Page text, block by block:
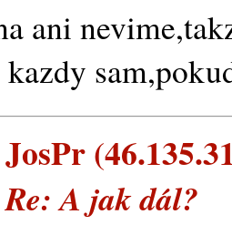
ani
JosPr
Re: A jak dál?